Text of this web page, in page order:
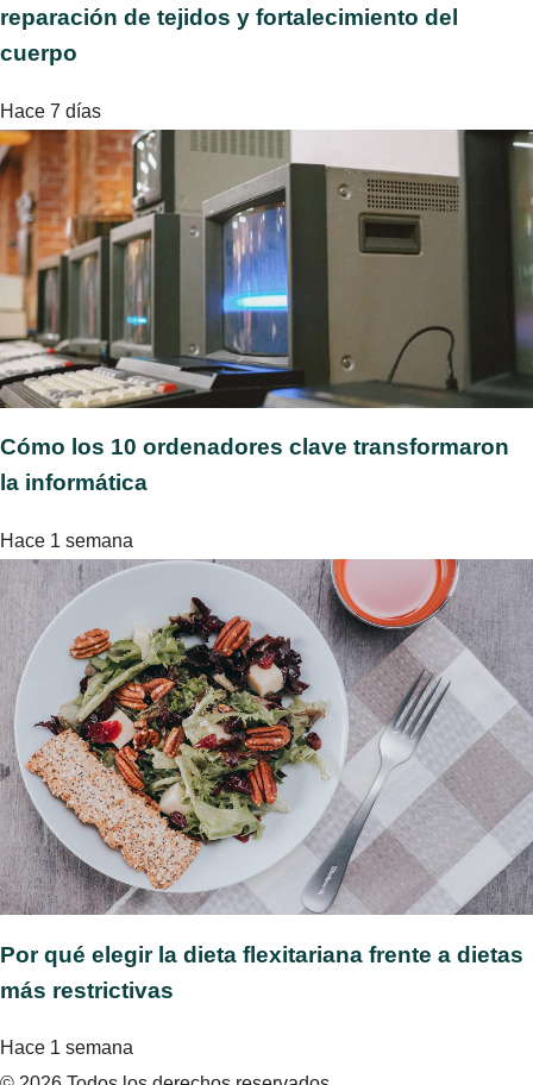
reparación de tejidos y fortalecimiento del
cuerpo
Hace 7 días
Cómo los 10 ordenadores clave transformaron
la informática
Hace 1 semana
Por qué elegir la dieta flexitariana frente a dietas
más restrictivas
Hace 1 semana